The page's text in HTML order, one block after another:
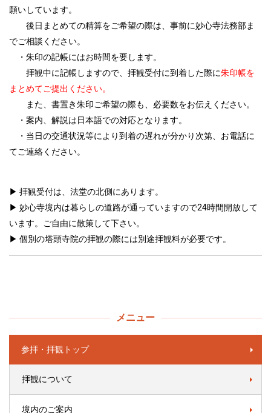
願いしています。
後日まとめての精算をご希望の際は、事前に妙心寺法務部ま
でご相談ください。
・朱印の記帳にはお時間を要します。
拝観中に記帳しますので、拝観受付に到着した際に朱印帳を
まとめてご提出ください。
また、書置き朱印ご希望の際も、必要数をお伝えください。
・案内、解説は日本語での対応となります。
・当日の交通状況等により到着の遅れが分かり次第、お電話に
てご連絡ください。
▶ 拝観受付は、法堂の北側にあります。
▶ 妙心寺境内は暮らしの道路が通っていますので24時間開放して
います。ご自由に散策して下さい。
▶ 個別の塔頭寺院の拝観の際には別途拝観料が必要です。
メニュー
参拝・拝観トップ
拝観について
境内のご案内